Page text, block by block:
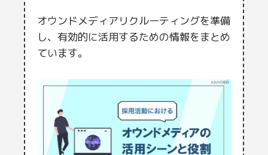
オウンドメディアリクルーティングを準備
し、有効的に活用するための情報をまとめ
ています。